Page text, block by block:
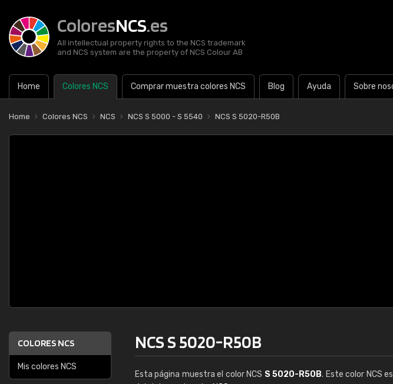
ColoresNCS.es
All intellectual property rights to the NCS trademark
and NCS system are the property of NCS Colour AB
Home Colores NCS Comprar muestra colores NCS Blog Ayuda Sobre
Home Colores NCS NCS NCS S 5000 - S 5540 NCS S 5020-R50B
COLORES NCS
Mis colores NCS
NCS S 5020-R50B
Esta página muestra el color NCS S 5020-R50B. Este color NCS